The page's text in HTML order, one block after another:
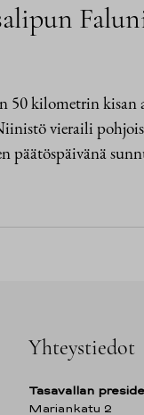
50 kilometrin
vieraili
päätöspäivänä
Yhteystiedot
Tasavallan
Mariankatu 2